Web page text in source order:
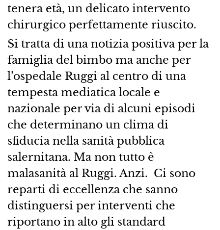
tenera età, un delicato intervento
chirurgico perfettamente riuscito.
Si tratta di una notizia positiva per la
famiglia del bimbo ma anche per
l’ospedale Ruggi al centro di una
tempesta mediatica locale e
nazionale per via di alcuni episodi
che determinano un clima di
sfiducia nella sanità pubblica
salernitana. Ma non tutto è
malasanità al Ruggi. Anzi. Ci sono
reparti di eccellenza che sanno
distinguersi per interventi che
riportano in alto gli standard